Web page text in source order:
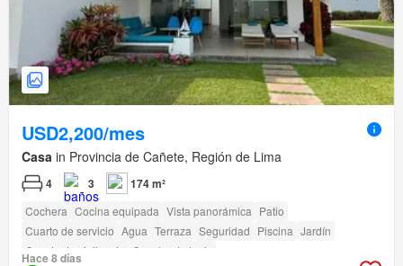
USD2,200/mes
Casa in Provincia de Cañete, Región de Lima
4 3 174 m²
Cochera Cocina equipada Vista panorámica Patio
Cuarto de servicio Agua Terraza Seguridad Piscina Jardín
Caseta de vigilancia
Cancha de tenis
Hace 8 días